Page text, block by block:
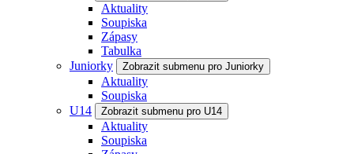
Aktuality
Soupiska
Zápasy
Tabulka
Juniorky
Zobrazit submenu pro Juniorky
Aktuality
Soupiska
U14
Zobrazit submenu pro U14
Aktuality
Soupiska